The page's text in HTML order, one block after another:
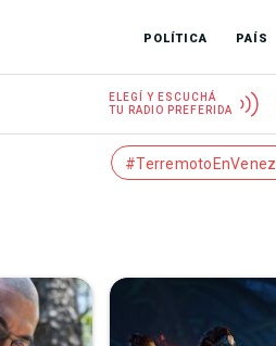
POLÍTICA PAÍS
ELEGÍ Y ESCUCHÁ
TU RADIO PREFERIDA